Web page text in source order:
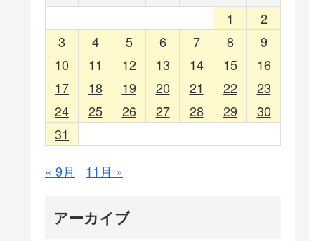
1
2
3
4 5 6 7 8
9
10
11 12 13 14 15
16
17
18 19 20 21 22
23
24
25 26 27 28 29
30
31
« 9月 11月 »
アーカイブ